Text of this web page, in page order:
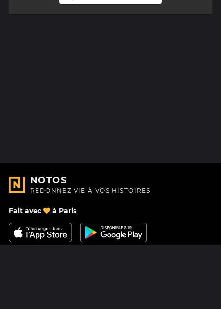
NOTOS
REDONNEZ VIE À VOS HISTOIRES
Fait avec à Paris